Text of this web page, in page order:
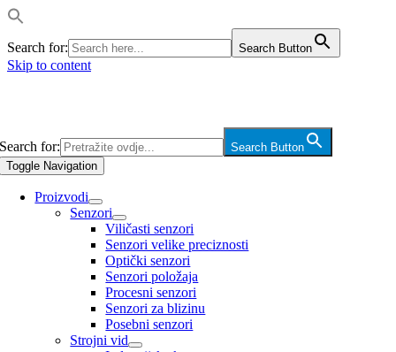
Search for: Search Button
Skip to content
Search for:
Search Button
Toggle Navigation
Proizvodi
Senzori
Viličasti senzori
Senzori velike preciznosti
Optički senzori
Senzori položaja
Procesni senzori
Senzori za blizinu
Posebni senzori
Strojni vid